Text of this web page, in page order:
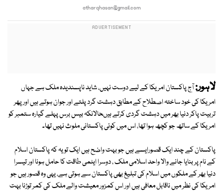
atharqhasan@gmail.com
لاہور:آج پاکستان امریکا کے لیے دوست نہیں، شاید ناپسندیدہ ملک ہے جہاں
امریکا کی خود ساختہ اصطلاح کے مطابق دہشت گرد پلتے اور جوان ہوتے ہیں اور پھر
تربیت پاکر دنیا بھر میں دہشت گردی کرتے ہیںحالانکہ بیس برس پہلے گیارہ ستمبر کو
امریکا کے ساتھ جو کچھ ہوا تھا، اس میں کوئی پاکستانی ملوث نہیں تھا۔
پاکستان کے چند ایک قصورایسے ہیں جو بہت واضح ہیں ایک تو یہ کہ پاکستان اسلام
کے نام پر بنایا جانے والا واحد اسلامی ملک ، دوسرا ایٹمی طاقت کا حامل ہونا اور تیسرا
دنیا بھر کے ملکوں میں اسلام کی تبلیغ بھی پاکستان سے ہوتی ہے، یہی وہ قصور ہیں جو
امریکا کی نظر میں ناقابل معافی ہیں اور اس کمزور معیشت والے ملک کی کمر توڑنا بہت